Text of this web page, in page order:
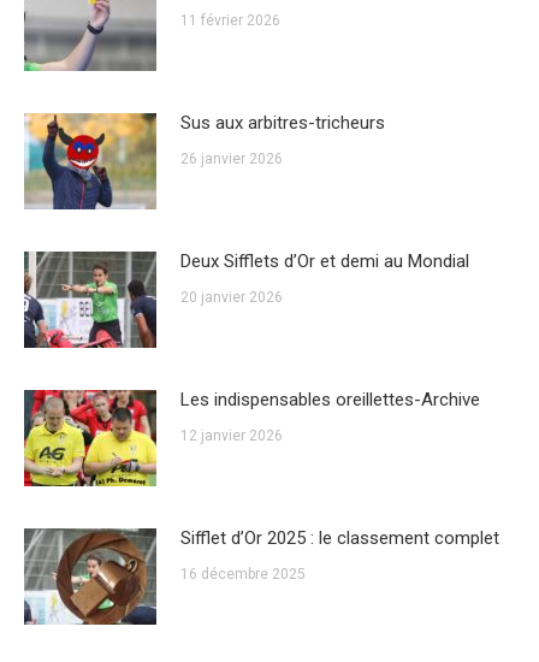
11 février 2026
Sus aux arbitres-tricheurs
26 janvier 2026
Deux Sifflets d’Or et demi au Mondial
20 janvier 2026
Les indispensables oreillettes-Archive
12 janvier 2026
Sifflet d’Or 2025 : le classement complet
16 décembre 2025